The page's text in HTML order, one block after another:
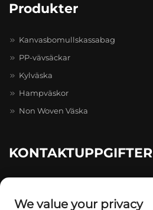
Produkter
Kanvasbomullskassabag
PP-vävsäckar
Kylväska
Hampväskor
Non Woven Väska
KONTAKTUPPGIFTER
Ave., Longgang
We value your privacy